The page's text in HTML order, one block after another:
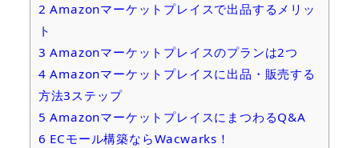
2 Amazonマーケットプレイスで出品するメリッ
ト
3 Amazonマーケットプレイスのプランは2つ
4 Amazonマーケットプレイスに出品・販売する
方法3ステップ
5 AmazonマーケットプレイスにまつわるQ&A
6 ECモール構築ならWacwarks！